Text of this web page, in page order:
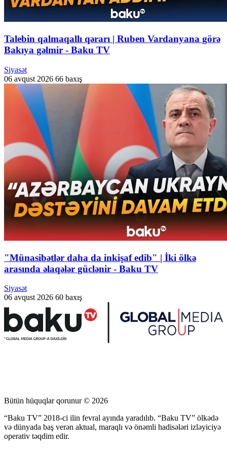
Talebin qalmaqallı qərarı | Ruben Vardanyana görə
Bakıya gəlmir - Baku TV
Siyasət
06 avqust 2026 66 baxış
"Münasibətlər daha da inkişaf edib" | İki ölkə
arasında əlaqələr güclənir - Baku TV
Siyasət
06 avqust 2026 60 baxış
Bütün hüquqlar qorunur © 2026
“Baku TV” 2018-ci ilin fevral ayında yaradılıb. “Baku TV” ölkədə
və dünyada baş verən aktual, maraqlı və önəmli hadisələri izləyiciyə
operativ təqdim edir.